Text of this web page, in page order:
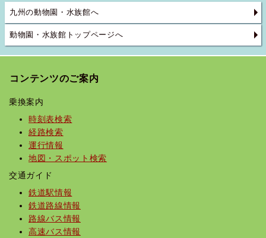
九州の動物園・水族館へ
動物園・水族館トップページへ
コンテンツのご案内
乗換案内
時刻表検索
経路検索
運行情報
地図・スポット検索
交通ガイド
鉄道駅情報
鉄道路線情報
路線バス情報
高速バス情報